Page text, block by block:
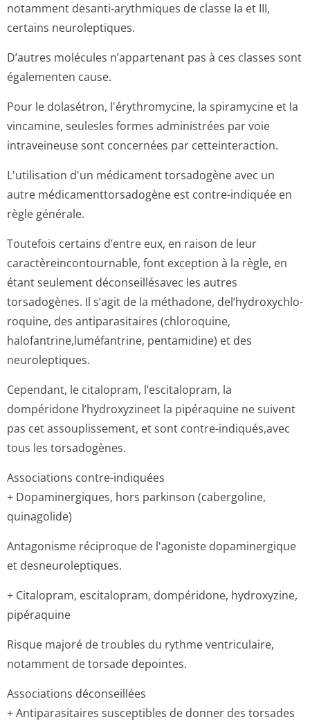
notamment desanti-arythmiques de classe Ia et III,
certains neuroleptiques.
D’autres molécules n’appartenant pas à ces classes sont
égalementen cause.
Pour le dolasétron, l'érythromycine, la spiramycine et la
vincamine, seulesles formes administrées par voie
intraveineuse sont concernées par cetteinteraction.
L'utilisation d'un médicament torsadogène avec un
autre médicamenttor­sadogène est contre-indiquée en
règle générale.
Toutefois certains d’entre eux, en raison de leur
caractèreincon­tournable, font exception à la règle, en
étant seulement déconseillésavec les autres
torsadogènes. Il s’agit de la méthadone, del’hydroxychlo­
roquine, des antiparasitaires (chloroquine,
halofantrine,lu­méfantrine, pentamidine) et des
neuroleptiques.
Cependant, le citalopram, l’escitalopram, la
dompéridone l’hydroxyzineet la pipéraquine ne suivent
pas cet assouplissement, et sont contre-indiqués,avec
tous les torsadogènes.
Associations contre-indiquées
+ Dopaminergiques, hors parkinson (cabergoline,
quinagolide)
Antagonisme réciproque de l'agoniste dopaminergique
et desneuroleptiques.
+ Citalopram, escitalopram, dompéridone, hydroxyzine,
pipéraquine
Risque majoré de troubles du rythme ventriculaire,
notamment de torsade depointes.
Associations déconseillées
+ Antiparasitaires susceptibles de donner des torsades